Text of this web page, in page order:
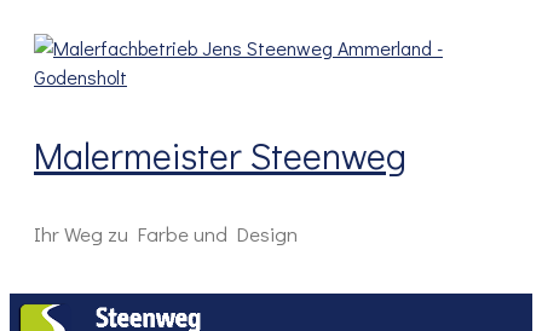
Inhalt
springen
Malermeister Steenweg
Ihr Weg zu Farbe und Design